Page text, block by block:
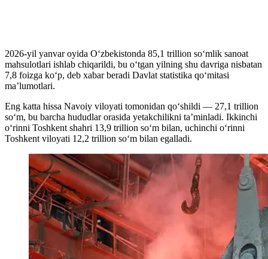
2026-yil yanvar oyida O‘zbekistonda 85,1 trillion so‘mlik sanoat
mahsulotlari ishlab chiqarildi, bu o‘tgan yilning shu davriga nisbatan
7,8 foizga ko‘p, deb xabar beradi Davlat statistika qo‘mitasi
ma’lumotlari.
Eng katta hissa Navoiy viloyati tomonidan qo‘shildi — 27,1 trillion
so‘m, bu barcha hududlar orasida yetakchilikni ta’minladi. Ikkinchi
o‘rinni Toshkent shahri 13,9 trillion so‘m bilan, uchinchi o‘rinni
Toshkent viloyati 12,2 trillion so‘m bilan egalladi.